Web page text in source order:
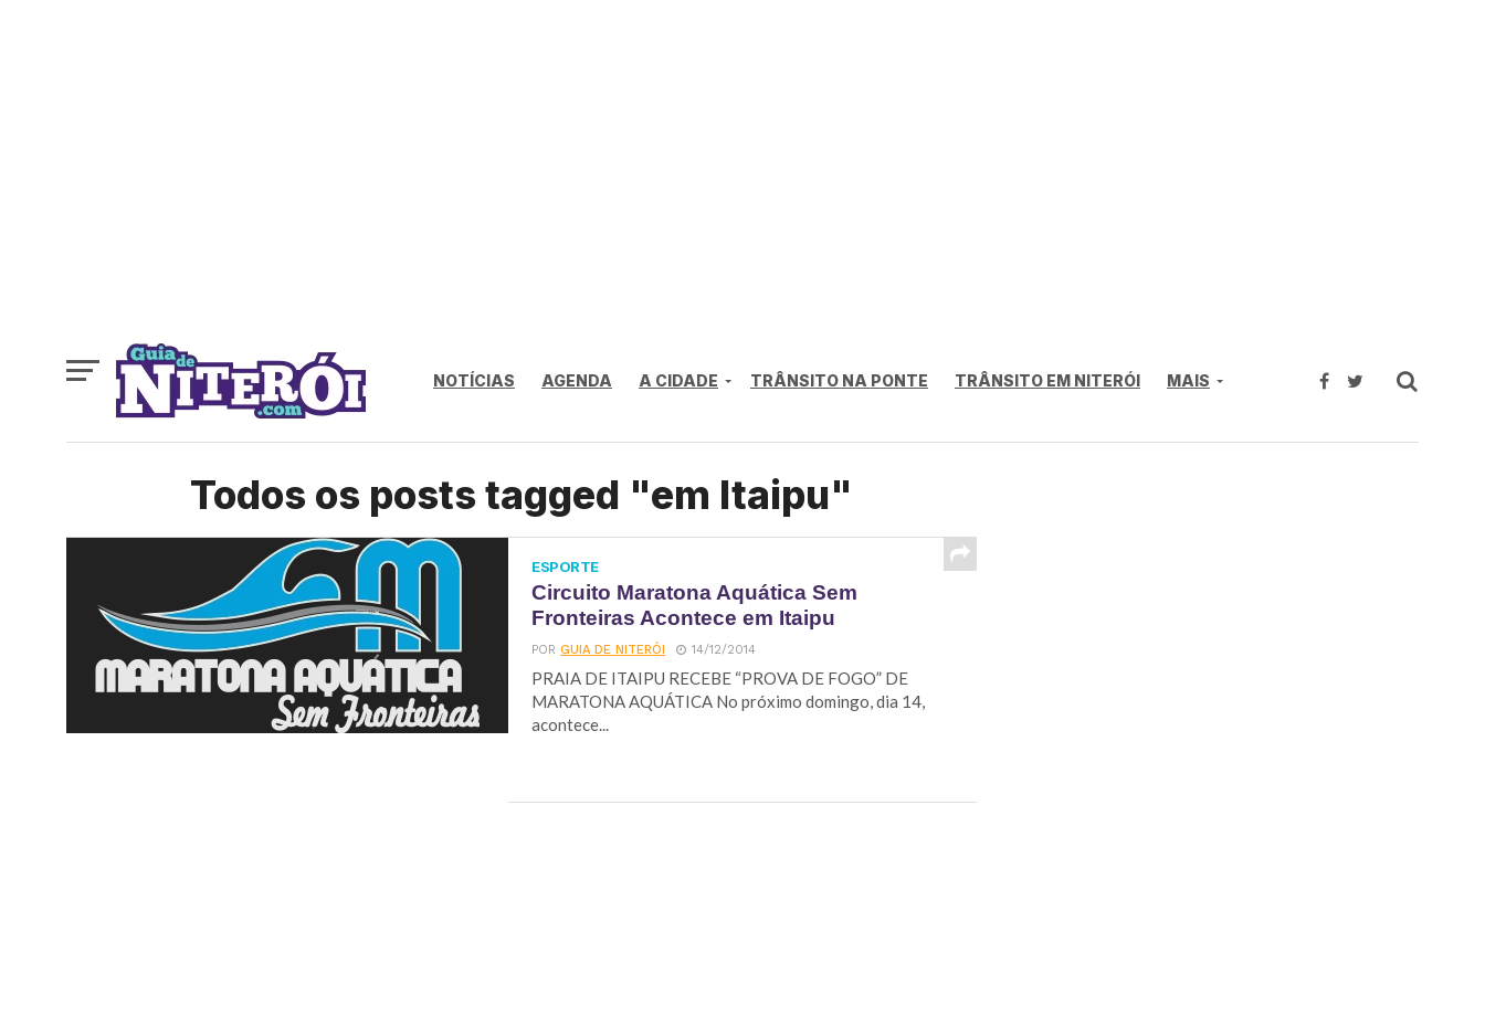
NOTÍCIAS AGENDA A CIDADE TRÂNSITO NA PONTE TRÂNSITO EM NITERÓI MAIS
Todos os posts tagged "em Itaipu"
ESPORTE
Circuito Maratona Aquática Sem
Fronteiras Acontece em Itaipu
PORGUIA DE NITERÓI 14/12/2014
PRAIA DE ITAIPU RECEBE “PROVA DE FOGO” DE
MARATONA AQUÁTICA No próximo domingo, dia 14,
acontece...